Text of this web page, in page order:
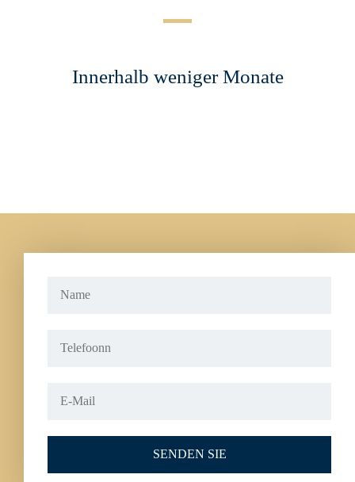
Innerhalb weniger Monate
SENDEN SIE